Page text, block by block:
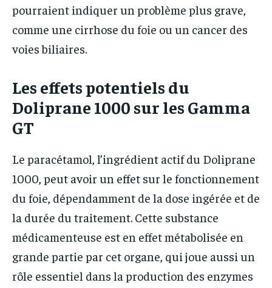
pourraient indiquer un problème plus grave,
comme une cirrhose du foie ou un cancer des
voies biliaires.
Les effets potentiels du
Doliprane 1000 sur les Gamma
GT
Le paracétamol, l’ingrédient actif du Doliprane
1000, peut avoir un effet sur le fonctionnement
du foie, dépendamment de la dose ingérée et de
la durée du traitement. Cette substance
médicamenteuse est en effet métabolisée en
grande partie par cet organe, qui joue aussi un
rôle essentiel dans la production des enzymes